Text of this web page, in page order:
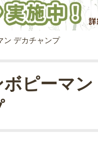
ン デカチャンプ
ボピーマン